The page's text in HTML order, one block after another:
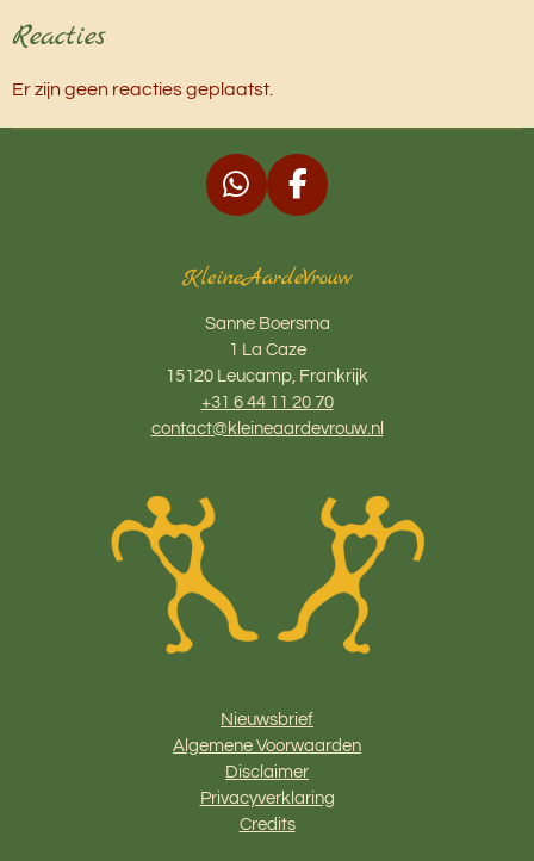
Reacties
Er zijn geen reacties geplaatst.
W
t
A
p
p
F
e
o
o
k
KleineAardeVrouw
Sanne Boersma
1 La Caze
15120 Leucamp, Frankrijk
+31 6 44 11 20 70
contact@kleineaardevrouw.nl
Nieuwsbrief
Algemene Voorwaarden
Disclaimer
Privacyverklaring
Credits